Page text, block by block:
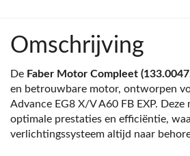
Omschrijving
De Faber Motor Compleet
en betrouwbare motor, ontworpen
Advance EG8 X/V A60 FB EXP.
optimale prestaties en efficiëntie,
verlichtingssysteem altijd naar